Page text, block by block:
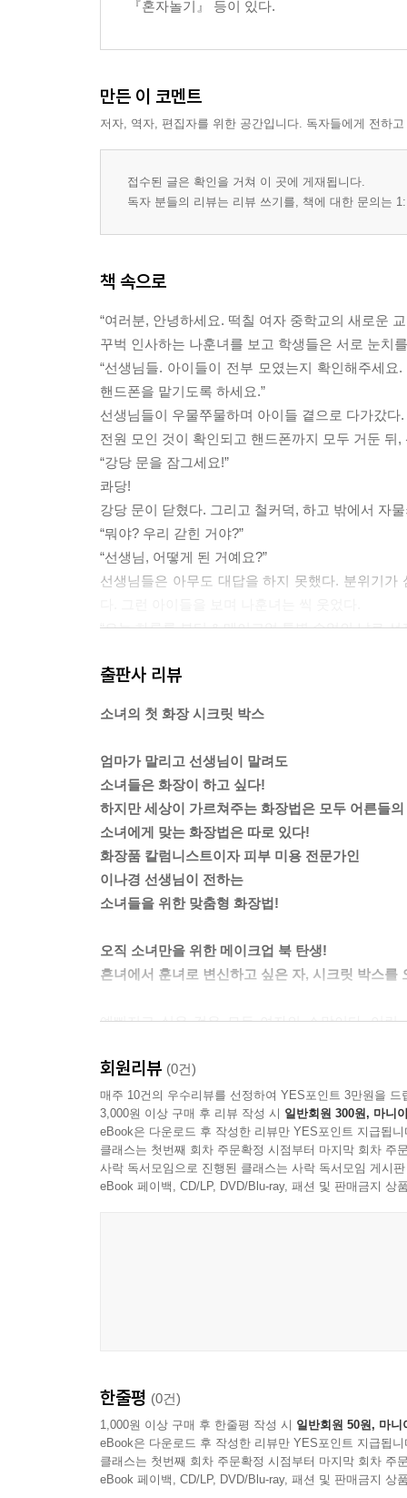
-성형 효과! 고수들의 메이크업 따라잡기
내기!
6교시 클렌징
-화장은 하는 것보다 지우는 게 더 중요해
-주기적으로 각질 제거하기
보충수업
-직접 만드는 천연 화장품
천연 성분은 피부에 안전하다? | 내 마음대로 믹스
5분 만에 만들어 쓰는 천연 화장품 레시피
-파우치 안 엿보기
『혼자놀기』 등이 있다.
만든 이 코멘트
저자, 역자, 편집자를 위한 공간입니다. 독자들에게 전하
접수된 글은 확인을 거쳐 이 곳에 게재됩니다.
독자 분들의 리뷰는 리뷰 쓰기를, 책에 대한 문의는
책 속으로
“여러분, 안녕하세요. 떡칠 여자 중학교의 새로운
꾸벅 인사하는 나훈녀를 보고 학생들은 서로 눈치
“선생님들. 아이들이 전부 모였는지 확인해주세
핸드폰을 맡기도록 하세요.”
선생님들이 우물쭈물하며 아이들 곁으로 다가갔
전원 모인 것이 확인되고 핸드폰까지 모두 거둔
“강당 문을 잠그세요!”
콰당!
강당 문이 닫혔다. 그리고 철커덕, 하고 밖에서 자
“뭐야? 우리 갇힌 거야?”
“선생님, 어떻게 된 거예요?”
선생님들은 아무도 대답을 하지 못했다. 분위기
“오늘 하루를 뷰티 & 메이크업 특별 수업의 날로
되고 있는데요. 이 아이 크림과 에센스, 10대인 여
-본문 58쪽 중에서
여드름피부는 피부톤 자체에 붉은 기가 많아요.
모공이 넓은 지성 피부이거나 여드름 흉터자국이
만 양보해주세요.
-본문 168쪽 중에서
“아뇨. 안 했어요. 중학교 때 깨달음을 얻었거든요.”
“깨달음이요?”
덕분에 서서히 변하기 시작했어요.”
---본문 중에서
출판사 리뷰
소녀의 첫 화장 시크릿 박스
엄마가 말리고 선생님이 말려도
소녀들은 화장이 하고 싶다!
하지만 세상이 가르쳐주는 화장법은 모두 어른들
소녀에게 맞는 화장법은 따로 있다!
화장품 칼럼니스트이자 피부 미용 전문가인
이나경 선생님이 전하는
소녀들을 위한 맞춤형 화장법!
오직 소녀만을 위한 메이크업 북 탄생!
흔녀에서 훈녀로 변신하고 싶은 자, 시크릿 박스를
예뻐지고 싶은 것은 모든 여자의 소망이다. 어
필요한 건 빠짐없이 다 갖추었는데!
그 이유는 바로 ‘소녀’의 얼굴에 어울리지 않는 화
세상에서 가르쳐주는 화장은 모두 어른들의 것
활보한다. 그 밑에서 여린 피부가 비명을 지르고 있
어른의 피부와 소녀의 파릇파릇한 피부는 다르
화장법을 따라하는 수밖에. 그러나 소녀의 피부에
소녀여, 시크릿 박스를 오픈하라!
엉성한 메이크업은 사라지고 훈녀로 다시 태어나
어른의 화장과 소녀의 화장은 다르다!
회원리뷰 (0건)
매주 10건의 우수리뷰를 선정하여 YES포인트 3만원을 드
3,000원 이상 구매 후 리뷰 작성 시 일반회원 300원, 마니
eBook은 다운로드 후 작성한 리뷰만 YES포인트 지급됩니
클래스는 첫번째 회차 주문확정 시점부터 마지막 회차 주
사락 독서모임으로 진행된 클래스는 사락 독서모임 게시
eBook 페이백, CD/LP, DVD/Blu-ray, 패션 및 판매금지 상
한줄평 (0건)
1,000원 이상 구매 후 한줄평 작성 시 일반회원 50원, 마니
eBook은 다운로드 후 작성한 리뷰만 YES포인트 지급됩니
클래스는 첫번째 회차 주문확정 시점부터 마지막 회차 주
eBook 페이백, CD/LP, DVD/Blu-ray, 패션 및 판매금지 상